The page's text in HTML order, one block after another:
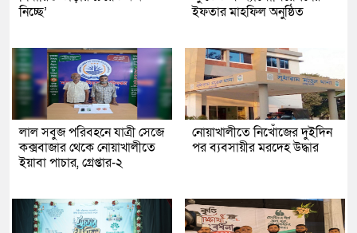
নিচ্ছে’
ইফতার মাহফিল অনুষ্ঠিত
লাল সবুজ পরিবহনে যাত্রী সেজে
কক্সবাজার থেকে নোয়াখালীতে
ইয়াবা পাচার, গ্রেপ্তার-২
নোয়াখালীতে নিখোঁজের দুইদিন
পর ব্যবসায়ীর মরদেহ উদ্ধার